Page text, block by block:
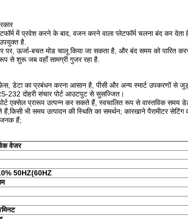
में प्रवेश करने के बाद, वजन करने वाला प्लेटफॉर्म चलना बंद कर
है.
पर, ऊर्जा-बचत मोड चालू किया जा सकता है, और बंद समय को पारित
से शुरू जब वहाँ सामग्री गुजर रहा है.
डेटा का प्रबंधन करना आसान है, पीसी और अन्य स्मार्ट उपकरणों से
232 दोहरी संचार पोर्ट आउटपुट से सुसज्जित।
एक्सेल प्रारूप उत्पन्न कर सकते हैं, स्वचालित रूप से वास्तविक समय
भी समय उत्पादन की स्थिति का समर्थन; कारखाने पैरामीटर सेटिंग
हैं;
वेजर
50HZ(60HZ